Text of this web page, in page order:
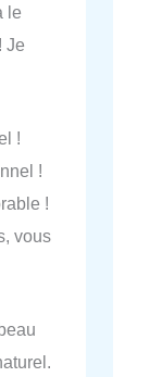
le
Je
!
!
!
vous